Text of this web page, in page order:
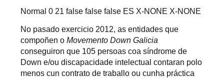
Normal 0 21 false false false ES X-NONE X-NONE
No pasado exercicio 2012, as entidades que
compoñen oMovemento Down Galicia
conseguiron que 105 persoas coa síndrome de
Down e/ou discapacidade intelectual contaran polo
menos cun contrato de traballo ou cunha práctica